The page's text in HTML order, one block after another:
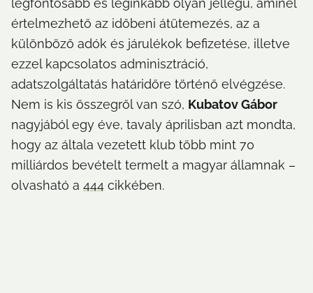
legfontosabb és leginkább olyan jellegű, aminél
értelmezhető az időbeni átütemezés, az a
különböző adók és járulékok befizetése, illetve
ezzel kapcsolatos adminisztráció,
adatszolgáltatás határidőre történő elvégzése.
Nem is kis összegről van szó, Kubatov Gábor
nagyjából egy éve, tavaly áprilisban azt mondta,
hogy az általa vezetett klub több mint 70
milliárdos bevételt termelt a magyar államnak –
olvasható a 444 cikkében.